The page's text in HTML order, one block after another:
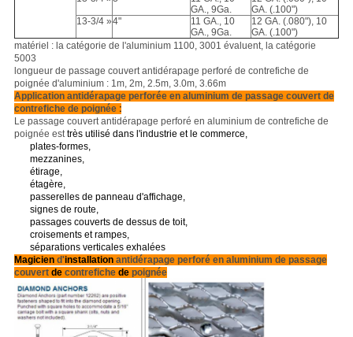
GA., 9Ga.
GA. (.100")
13-3/4 »4"
11 GA., 10
GA., 9Ga.
12 GA. (.080"), 10
GA. (.100")
matériel : la catégorie de l'aluminium 1100, 3001 évaluent, la catégorie
5003
longueur de passage couvert antidérapage perforé de contrefiche de
poignée d'aluminium : 1m, 2m, 2.5m, 3.0m, 3.66m
Application antidérapage perforée en aluminium de passage couvert de
contrefiche de poignée :
Le passage couvert antidérapage perforé en aluminium de contrefiche de
poignée est très utilisé dans l'industrie et le commerce,
plates-formes,
mezzanines,
étirage,
étagère,
passerelles de panneau d'affichage,
signes de route,
passages couverts de dessus de toit,
croisements et rampes,
séparations verticales exhalées
Magiciend'installationantidérapage perforé en aluminium de passage
couvert decontrefiche depoignée